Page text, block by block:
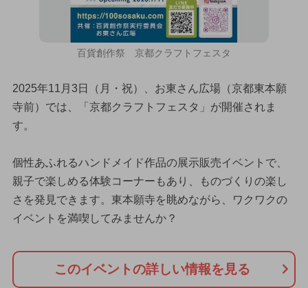
百貨創作祭 京都クラフトフェスタ
2025年11月3日（月・祝）、お東さん広場（京都東本願
寺前）では、「京都クラフトフェスタ」が開催されま
す。
個性あふれるハンドメイド作品の展示販売イベントで、
親子で楽しめる体験コーナーもあり、ものづくりの楽し
さを発見できます。東本願寺を眺めながら、ワクワクの
イベントを満喫してみませんか？
このイベントの詳しい情報を見る